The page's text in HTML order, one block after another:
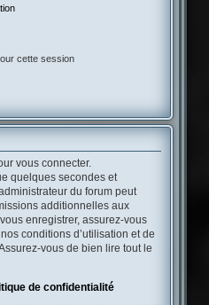
cette session
vous connecter.
quelques secondes et
du forum peut
additionnelles aux
enregistrer, assurez-vous
conditions d’utilisation et de
vous de bien lire tout le
de confidentialité